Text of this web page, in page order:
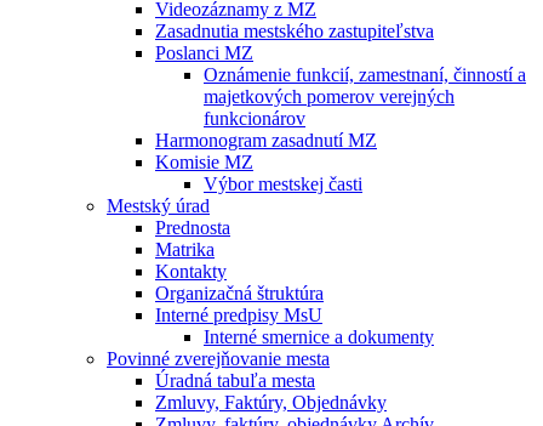
Videozáznamy z MZ
Zasadnutia mestského zastupiteľstva
Poslanci MZ
Oznámenie funkcií, zamestnaní, činností a
majetkových pomerov verejných
funkcionárov
Harmonogram zasadnutí MZ
Komisie MZ
Výbor mestskej časti
Mestský úrad
Prednosta
Matrika
Kontakty
Organizačná štruktúra
Interné predpisy MsU
Interné smernice a dokumenty
Povinné zverejňovanie mesta
Úradná tabuľa mesta
Zmluvy, Faktúry, Objednávky